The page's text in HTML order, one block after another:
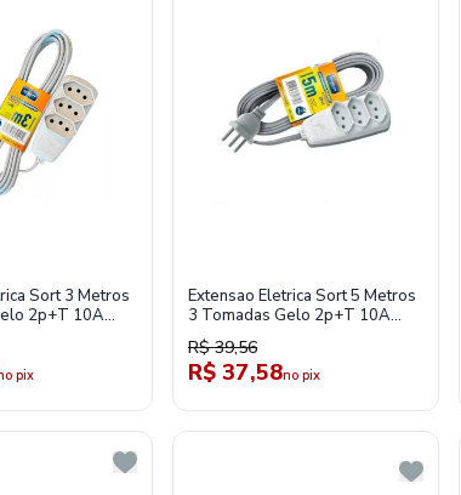
Sort 3 Metros
2p+T 10A
pix
Extensao Eletrica Sort 5 Metros
3 Tomadas Gelo 2p+T 10A
250V-Daneva
R$ 39,56
R$ 37,58no pix